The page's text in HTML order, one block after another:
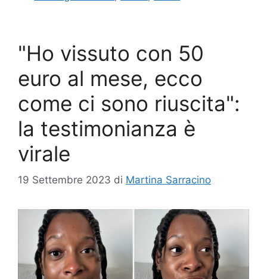
"Ho vissuto con 50
euro al mese, ecco
come ci sono riuscita":
la testimonianza è
virale
19 Settembre 2023 di Martina Sarracino